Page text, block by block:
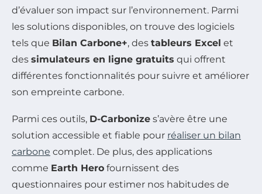
d’évaluer son impact sur l’environnement. Parmi
les solutions disponibles, on trouve des logiciels
tels que Bilan Carbone+, des tableurs Excel et
des simulateurs en ligne gratuits qui offrent
différentes fonctionnalités pour suivre et améliorer
son empreinte carbone.
Parmi ces outils, D-Carbonize s’avère être une
solution accessible et fiable pour réaliser un bilan
carbone complet. De plus, des applications
comme Earth Hero fournissent des
questionnaires pour estimer nos habitudes de